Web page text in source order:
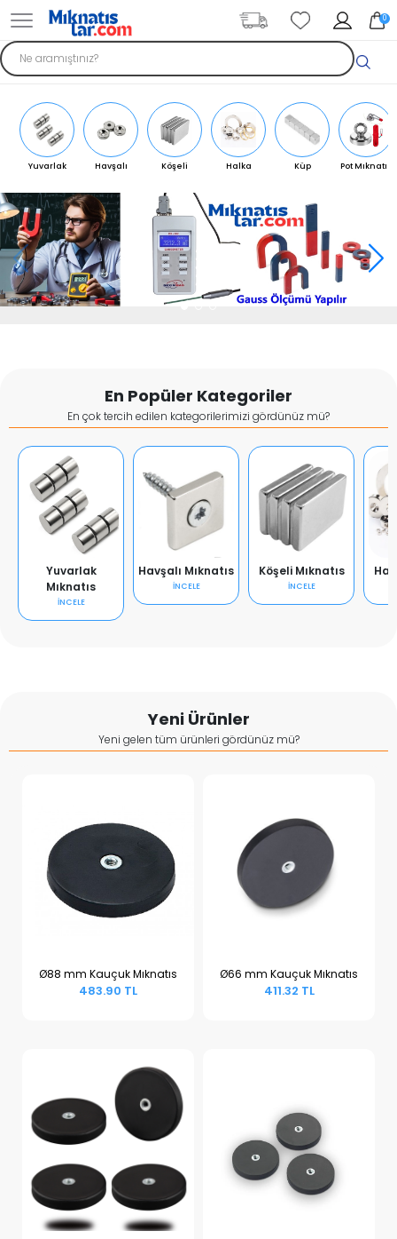
0
Yuvarlak
Havşalı
Köşeli
Halka
Küp
Pot Mıknatıs
En Popüler Kategoriler
En çok tercih edilen kategorilerimizi gördünüz mü?
Yuvarlak
Mıknatıs
İNCELE
Havşalı Mıknatıs
İNCELE
Köşeli Mıknatıs
İNCELE
Yeni Ürünler
Yeni gelen tüm ürünleri gördünüz mü?
Sepete Ekle
Ø88 mm Kauçuk Mıknatıs
483.90 TL Sepete Ekle
Ø66 mm Kauçuk Mıknatıs
411.32 TL